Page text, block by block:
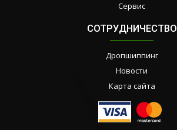
Сервис
СОТРУДНИЧЕСТВО
Дропшиппинг
Новости
Карта сайта